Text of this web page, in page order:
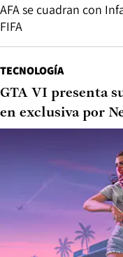
AFA se cuadran con
FIFA
TECNOLOGÍA
GTA VI presenta
en exclusiva por